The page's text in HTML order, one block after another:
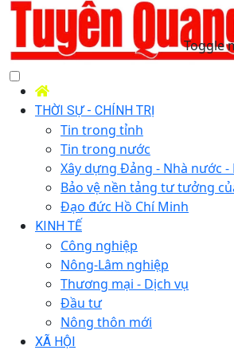
Toggle
THỜI SỰ - CHÍNH TRỊ
Tin trong tỉnh
Tin trong nước
Xây dựng Đảng - Nhà nước -
Bảo vệ nền tảng tư tưởng
Đạo đức Hồ Chí Minh
KINH TẾ
Công nghiệp
Nông-Lâm nghiệp
Thương mại - Dịch vụ
Đầu tư
Nông thôn mới
XÃ HỘI